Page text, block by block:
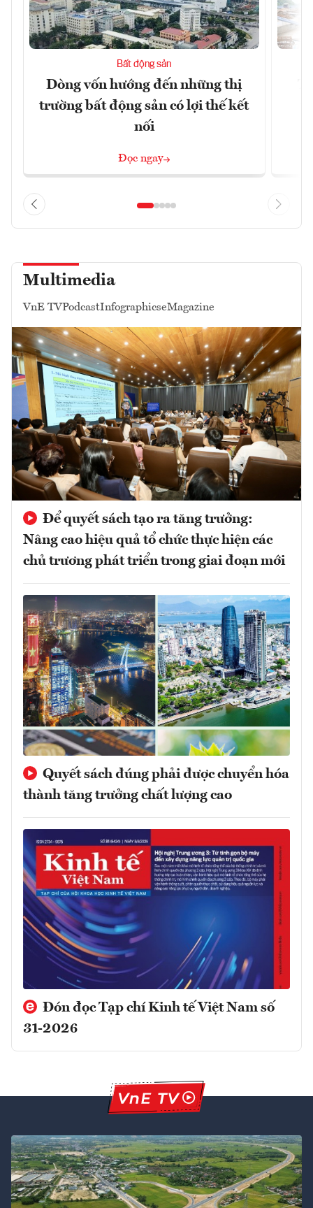
Bất động sản
Dòng vốn hướng đến những thị
trường bất động sản có lợi thế kết
nối
Đọc ngay
Multimedia
VnE TVPodcastInfographicseMagazine
Để quyết sách tạo ra tăng trưởng:
Nâng cao hiệu quả tổ chức thực hiện các
chủ trương phát triển trong giai đoạn mới
Quyết sách đúng phải được chuyển hóa
thành tăng trưởng chất lượng cao
Đón đọc Tạp chí Kinh tế Việt Nam số
31-2026